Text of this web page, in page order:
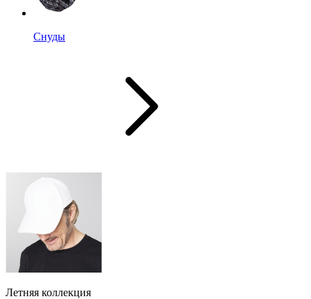
Снуды
Летняя коллекция